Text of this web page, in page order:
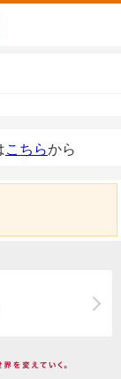
こちらから